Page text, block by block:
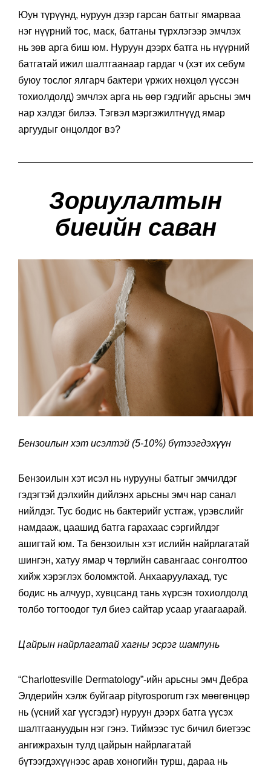
Юун түрүүнд, нуруун дээр гарсан батгыг ямарваа
нэг нүүрний тос, маск, батганы түрхлэгээр эмчлэх
нь зөв арга биш юм. Нуруун дээрх батга нь нүүрний
батгатай ижил шалтгаанаар гардаг ч (хэт их себум
буюу тослог ялгарч бактери үржих нөхцөл үүссэн
тохиолдолд) эмчлэх арга нь өөр гэдгийг арьсны эмч
нар хэлдэг билээ. Тэгвэл мэргэжилтнүүд ямар
аргуудыг онцолдог вэ?
Зориулалтын
биеийн саван
Бензоилын хэт исэлтэй (5-10%) бүтээгдэхүүн
Бензоилын хэт исэл нь нурууны батгыг эмчилдэг
гэдэгтэй дэлхийн дийлэнх арьсны эмч нар санал
нийлдэг. Тус бодис нь бактерийг устгаж, үрэвслийг
намдааж, цаашид батга гарахаас сэргийлдэг
ашигтай юм. Та бензоилын хэт ислийн найрлагатай
шингэн, хатуу ямар ч төрлийн савангаас сонголтоо
хийж хэрэглэх боломжтой. Анхааруулахад, тус
бодис нь алчуур, хувцсанд тань хүрсэн тохиолдолд
толбо тогтоодог тул биеэ сайтар усаар угаагаарай.
Цайрын найрлагатай хагны эсрэг шампунь
“Charlottesville Dermatology”-ийн арьсны эмч Дебра
Элдерийн хэлж буйгаар pityrosporum гэх мөөгөнцөр
нь (үсний хаг үүсгэдэг) нуруун дээрх батга үүсэх
шалтгаануудын нэг гэнэ. Тиймээс тус бичил биетээс
ангижрахын тулд цайрын найрлагатай
бүтээгдэхүүнээс арав хоногийн турш, дараа нь